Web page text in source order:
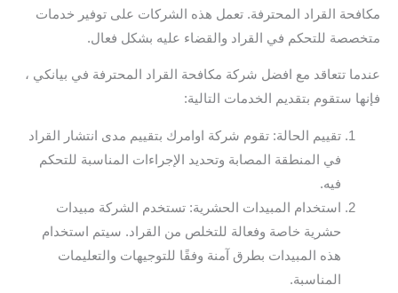
مكافحة القراد المحترفة. تعمل هذه الشركات على توفير خدمات
متخصصة للتحكم في القراد والقضاء عليه بشكل فعال.
عندما تتعاقد مع افضل شركة مكافحة القراد المحترفة في بيانكي ،
فإنها ستقوم بتقديم الخدمات التالية:
تقييم الحالة: تقوم شركة اوامرك بتقييم مدى انتشار القراد
في المنطقة المصابة وتحديد الإجراءات المناسبة للتحكم
فيه.
استخدام المبيدات الحشرية: تستخدم الشركة مبيدات
حشرية خاصة وفعالة للتخلص من القراد. سيتم استخدام
هذه المبيدات بطرق آمنة وفقًا للتوجيهات والتعليمات
المناسبة.